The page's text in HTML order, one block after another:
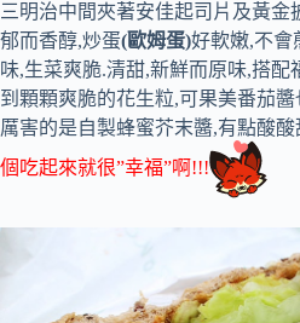
三明治中間夾著安佳起司片及黃金
郁而香醇,炒蛋(歐姆蛋)好軟嫩,不會
味,生菜爽脆.清甜,新鮮而原味,搭配
到顆顆爽脆的花生粒,可果美番茄
厲害的是自製蜂蜜芥末醬,有點酸
個吃起來就很”幸福”啊!!!